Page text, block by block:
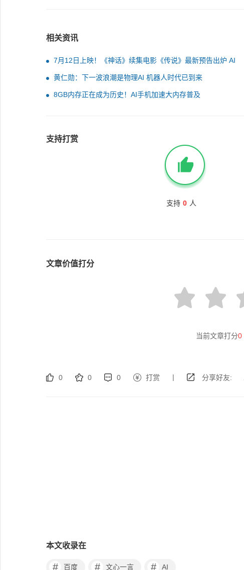
相关资讯
7月12日上映！《神话》续集电影《传说》最新预告出炉 AI
还原年轻成龙
黄仁勋：下一波浪潮是物理AI 机器人时代已到来
8GB内存正在成为历史！AI手机加速大内存普及
支持打赏
支持 0 人
文章价值打分
当前文章打分0
0 0 0 打赏 | 分享好友:
本文收录在
# 百度 # 文心一言 # AI